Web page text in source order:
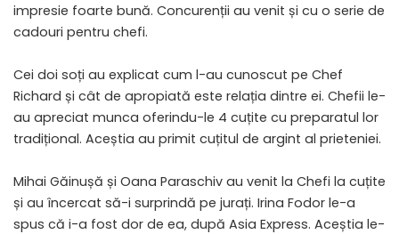
impresie foarte bună. Concurenții au venit și cu o serie de
cadouri pentru chefi.
Cei doi soți au explicat cum l-au cunoscut pe Chef
Richard și cât de apropiată este relația dintre ei. Chefii le-
au apreciat munca oferindu-le 4 cuțite cu preparatul lor
tradițional. Aceștia au primit cuțitul de argint al prieteniei.
Mihai Găinușă și Oana Paraschiv au venit la Chefi la cuțite
și au încercat să-i surprindă pe jurați. Irina Fodor le-a
spus că i-a fost dor de ea, după Asia Express. Aceștia le-